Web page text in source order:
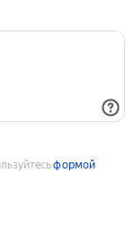
формой